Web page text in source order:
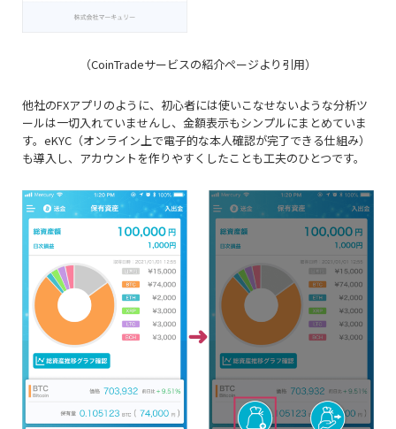
（CoinTradeサービスの紹介ページより引用）
他社のFXアプリのように、初心者には使いこなせないような分析ツ
ールは一切入れていませんし、金額表示もシンプルにまとめていま
す。eKYC（オンライン上で電子的な本人確認が完了できる仕組み）
も導入し、アカウントを作りやすくしたことも工夫のひとつです。